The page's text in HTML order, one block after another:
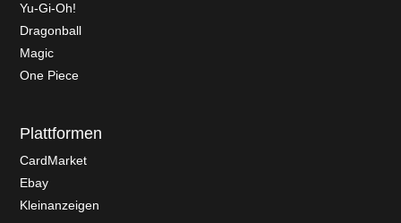
Yu-Gi-Oh!
Dragonball
Magic
One Piece
Plattformen
CardMarket
Ebay
Kleinanzeigen